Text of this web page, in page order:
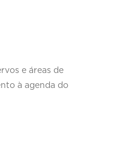
e áreas de
à agenda do